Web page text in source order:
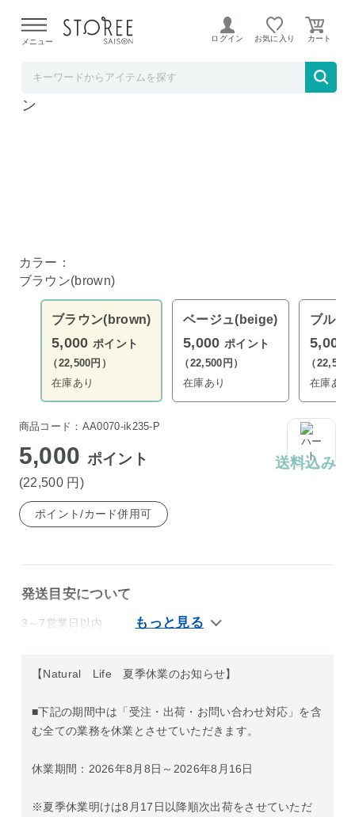
よる配送遅延が発生しております。
メニュー ログイン お気に入り
刺し子調い草ラグ 京刺子 191×250cm ブラウ
ン
カラー：
ブラウン(brown)
ブラウン(brown)
5,000 ポイント
（22,500円）
在庫あり
ベージュ(beige)
5,000 ポイント
（22,500円）
在庫あり
ブルー
5,000
（22,500
在庫あり
商品コード：AA0070-ik235-P
5,000 ポイント
(22,500 円 )
送料込み
ポイント/カード併用可
発送目安について
3～7営業日以内
【Natural Life 夏季休業のお知らせ】
■下記の期間中は「受注・出荷・お問い合わせ対応」を含
む全ての業務を休業とさせていただきます。
休業期間：2026年8月8日～2026年8月16日
※夏季休業明けは8月17日以降順次出荷をさせていただ